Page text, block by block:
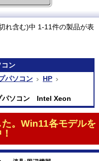
れ含む)中 1-11件の製品が表
コン
パソコン
HP
ソコン Intel Xeon
。Win11各モデルを